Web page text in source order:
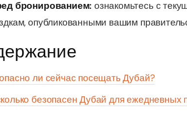
+ AYA Universe
на скоростном катере
бронированием: ознакомьтесь с
опубликованными вашим
ли сейчас посещать Дубай?
безопасен Дубай для ежедневных